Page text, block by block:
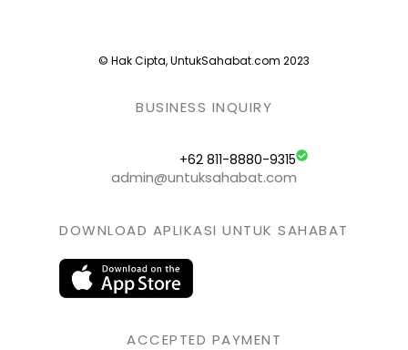
© Hak Cipta, UntukSahabat.com 2023
BUSINESS INQUIRY
+62 811-8880-9315
admin@untuksahabat.com
DOWNLOAD APLIKASI UNTUK SAHABAT
ACCEPTED PAYMENT